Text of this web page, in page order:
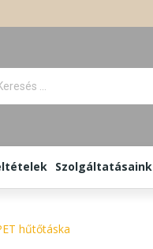
Szolgáltatásaink
hűtőtáska